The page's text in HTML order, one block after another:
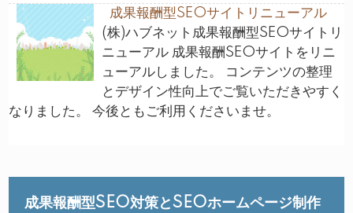
成果報酬型SEOサイトリニューアル
(株)ハブネット成果報酬型SEOサイトリ
ニューアル 成果報酬SEOサイトをリニ
ューアルしました。 コンテンツの整理
とデザイン性向上でご覧いただきやすく
なりました。 今後ともご利用くださいませ。
成果報酬型SEO対策とSEOホームページ制作